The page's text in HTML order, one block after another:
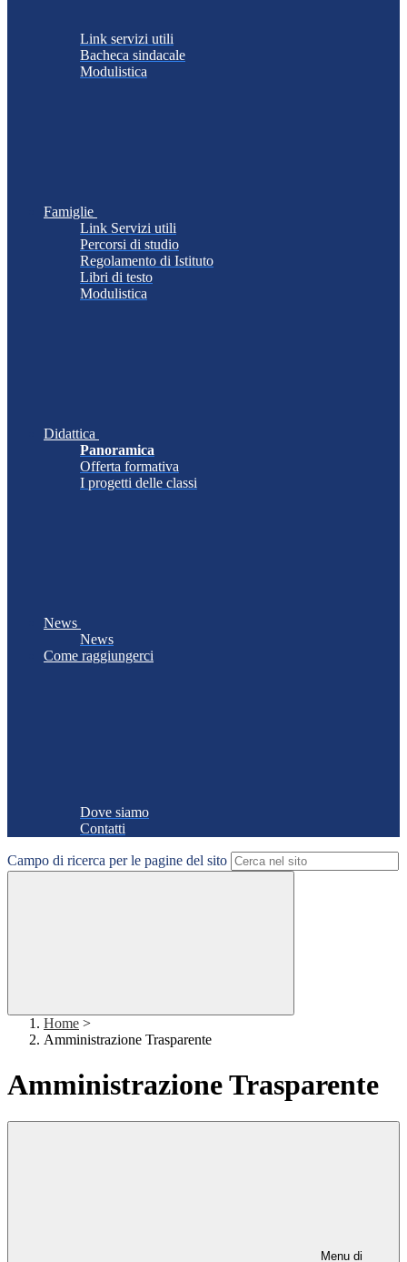
Link servizi utili
Bacheca sindacale
Modulistica
Famiglie
Link Servizi utili
Percorsi di studio
Regolamento di Istituto
Libri di testo
Modulistica
Didattica
Panoramica
Offerta formativa
I progetti delle classi
News
News
Come raggiungerci
Dove siamo
Contatti
Campo di ricerca per le pagine del sito
Home >
Amministrazione Trasparente
Amministrazione Trasparente
Menu di